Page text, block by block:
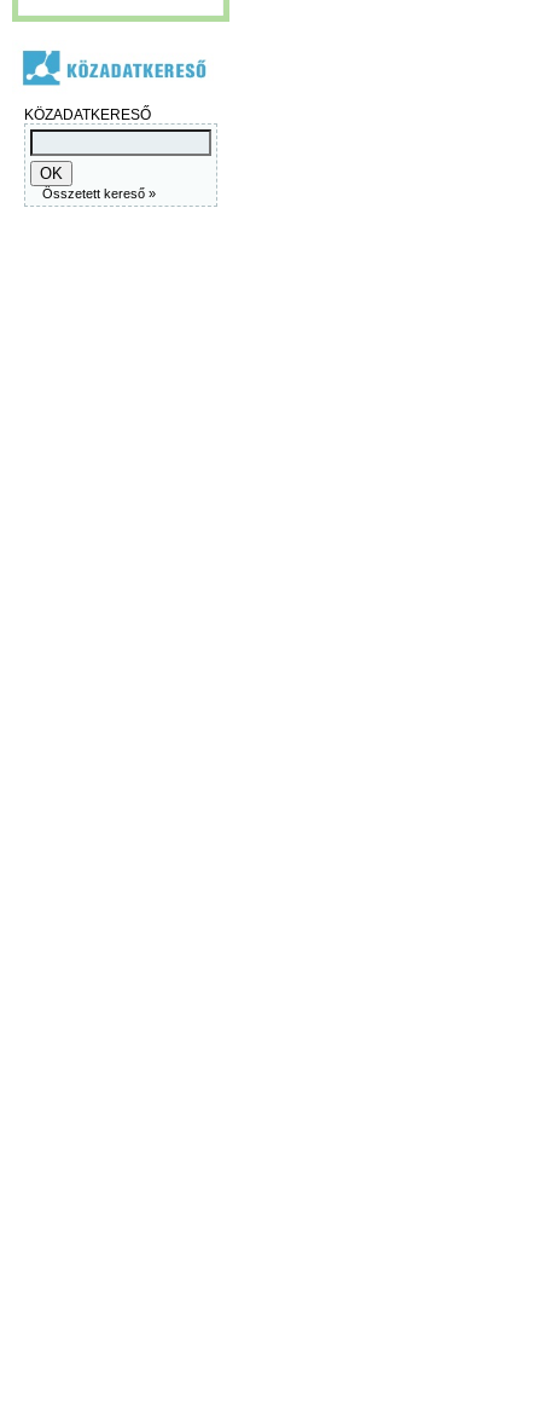
KÖZADATKERESŐ
Összetett kereső »